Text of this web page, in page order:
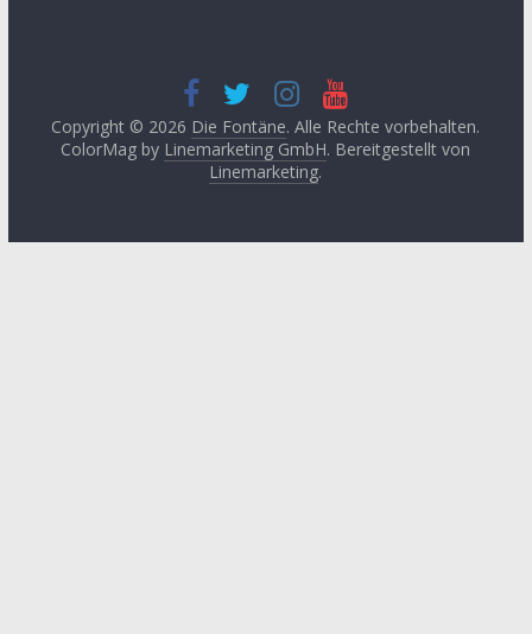
Leitartikel von
Fethullah Gülen
Lyrik
2024(3)
Juni 2024
April 2024(2)
Copyright © 2026 Die Fontäne. Alle Rechte vorbehalten.
ColorMag by Linemarketing GmbH. Bereitgestellt von
Linemarketing.